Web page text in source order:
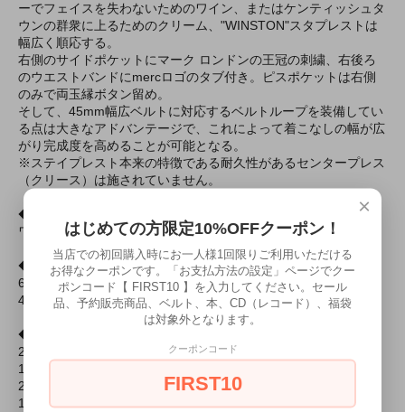
ーでフェイスを失わないためのワイン、またはケンティッシュタ
ウンの群衆に上るためのクリーム、"WINSTON"スタプレストは
幅広く順応する。
右側のサイドポケットにマーク ロンドンの王冠の刺繍、右後ろ
のウエストバンドにmercロゴのタブ付き。ピスポケットは右側
のみで両玉縁ボタン留め。
そして、45mm幅広ベルトに対応するベルトループを装備してい
る点は大きなアドバンテージで、これによって着こなしの幅が広
がり完成度を高めることが可能となる。
※ステイプレスト本来の特徴である耐久性があるセンタープレス
（クリース）は施されていません。
◆色
ワイン
◆素材
60% コットン
40% ポリエステル
◆サイズ
28W 30L：ウエスト 75cm、股上 24cm、股下 76cm、裾幅
18cm
28W 32L：ウエスト 75cm、股上 24cm、股下 81cm、裾幅
18cm
×
はじめての方限定10%OFFクーポン！
当店での初回購入時にお一人様1回限りご利用いただける
お得なクーポンです。「お支払方法の設定」ページでクー
ポンコード【 FIRST10 】を入力してください。セール
品、予約販売商品、ベルト、本、CD（レコード）、福袋
は対象外となります。
クーポンコード
FIRST10